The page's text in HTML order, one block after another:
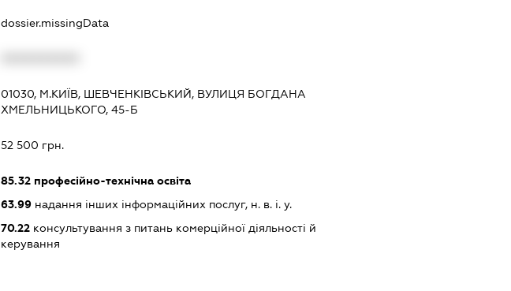
dossier.missingData
01030, М.КИЇВ, ШЕВЧЕНКІВСЬКИЙ, ВУЛИЦЯ БОГДАНА
ХМЕЛЬНИЦЬКОГО, 45-Б
52 500 грн.
85.32 професійно-технічна освіта
63.99 надання інших інформаційних послуг, н. в. і. у.
70.22 консультування з питань комерційної діяльності й
керування